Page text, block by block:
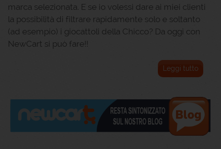
marca selezionata. E se io volessi dare ai miei clienti
la possibilità di filtrare rapidamente solo e soltanto
(ad esempio) i giocattoli della Chicco? Da oggi con
NewCart si può fare!!
Leggi tutto